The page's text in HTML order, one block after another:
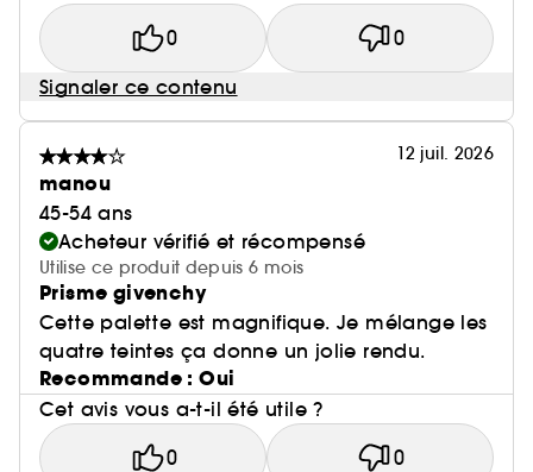
0 0
Signaler ce contenu
12 juil. 2026
manou
45-54 ans
Acheteur vérifié et récompensé
Utilise ce produit depuis 6 mois
Prisme givenchy
Cette palette est magnifique. Je mélange les
quatre teintes ça donne un jolie rendu.
Recommande : Oui
Cet avis vous a-t-il été utile ?
0 0